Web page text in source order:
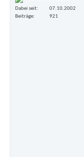
Dabei seit
07.10.2002
Beiträge
921